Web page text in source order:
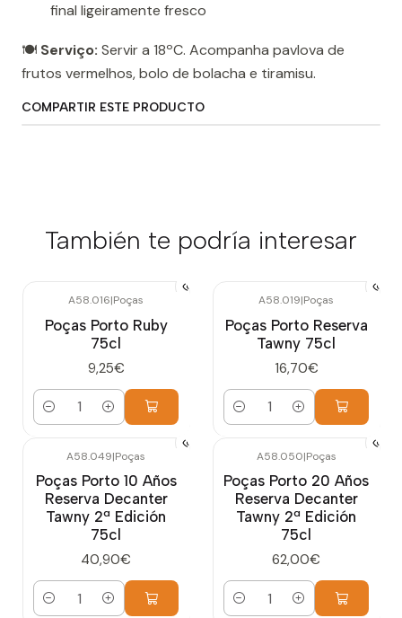
final ligeiramente fresco
🍽️ Serviço: Servir a 18ºC. Acompanha pavlova de
frutos vermelhos, bolo de bolacha e tiramisu.
COMPARTIR ESTE PRODUCTO
También te podría interesar
A58.016|Poças
Poças Porto Ruby
75cl
9,25€
Cantidad
A58.019|Poças
Poças Porto Reserva
Tawny 75cl
16,70€
Cantidad
A58.049|Poças
Poças Porto 10 Años
Reserva Decanter
Tawny 2ª Edición
75cl
40,90€
Cantidad
A58.050|Poças
Poças Porto 20 Años
Reserva Decanter
Tawny 2ª Edición
75cl
62,00€
Cantidad